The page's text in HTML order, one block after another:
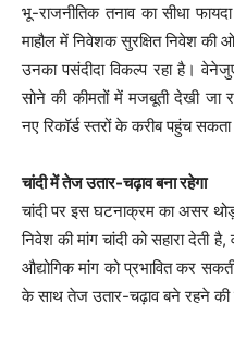
भू-राजनीतिक तनाव का सीधा
माहौल में निवेशक सुरक्षित निवेश
उनका पसंदीदा विकल्प रहा है।
सोने की कीमतों में मजबूती देखी जा
नए रिकॉर्ड स्तरों के करीब पहुंच
चांदी में तेज उतार-चढ़ाव बना रहेगा
चांदी पर इस घटनाक्रम का असर
निवेश की मांग चांदी को सहारा देती
औद्योगिक मांग को प्रभावित कर
के साथ तेज उतार-चढ़ाव बने रहने की